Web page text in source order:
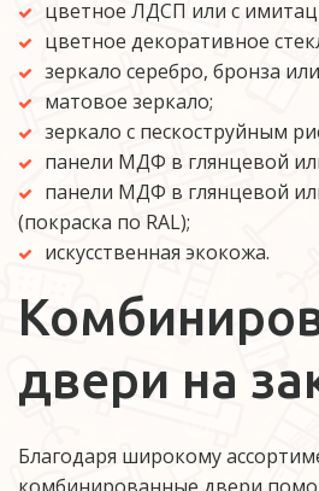
цветное ЛДСП или с
цветное декоративное
зеркало серебро, бронза
матовое зеркало;
зеркало с пескоструйным
панели МДФ в глянцевой
панели МДФ в глянцевой
(покраска по RAL);
искусственная экокожа.
двери на
Благодаря широкому